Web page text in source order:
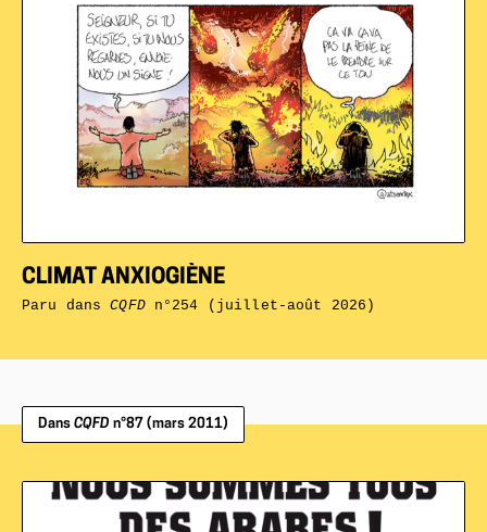
CLIMAT ANXIOGIÈNE
Paru dansCQFDn°254 (juillet-août 2026)
Dans CQFD n°87 (mars 2011)